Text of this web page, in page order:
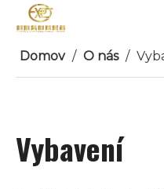
Domov / O nás /
Vybavení